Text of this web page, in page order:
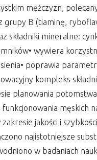
mężczyzn,
B (tiaminę,
mineralne:
wywiera
poprawia
kompleks
planowania
męskich
jakości i
najistotniejsze
w badaniach